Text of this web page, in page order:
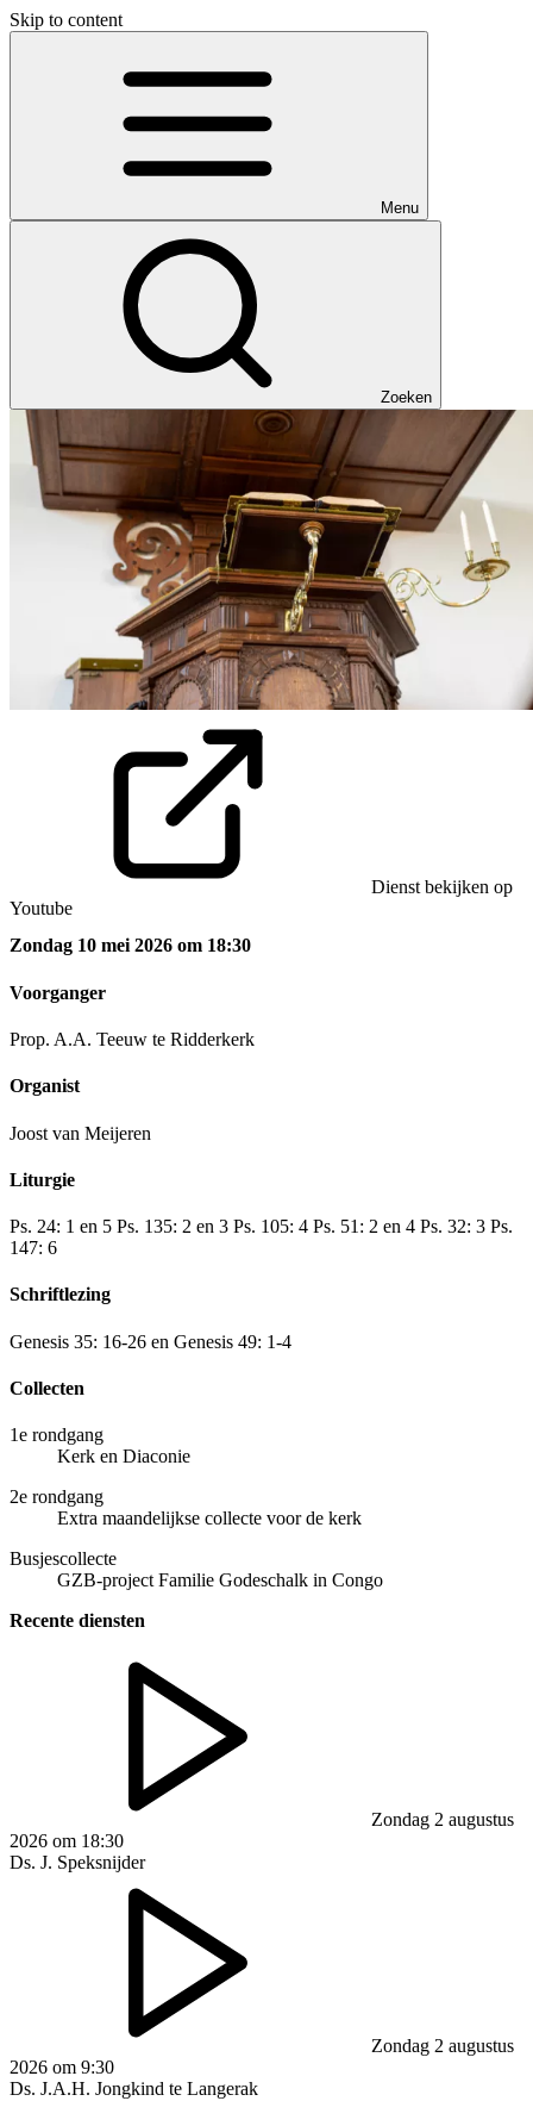
Skip to content
Menu
Zoeken
Dienst bekijken op
Youtube
Zondag 10 mei 2026 om 18:30
Voorganger
Prop. A.A. Teeuw te Ridderkerk
Organist
Joost van Meijeren
Liturgie
Ps. 24: 1 en 5 Ps. 135: 2 en 3 Ps. 105: 4 Ps. 51: 2 en 4 Ps. 32: 3 Ps.
147: 6
Schriftlezing
Genesis 35: 16-26 en Genesis 49: 1-4
Collecten
1e rondgang
Kerk en Diaconie
2e rondgang
Extra maandelijkse collecte voor de kerk
Busjescollecte
GZB-project Familie Godeschalk in Congo
Recente diensten
Zondag 2 augustus
2026 om 18:30
Ds. J. Speksnijder
Zondag 2 augustus
2026 om 9:30
Ds. J.A.H. Jongkind te Langerak